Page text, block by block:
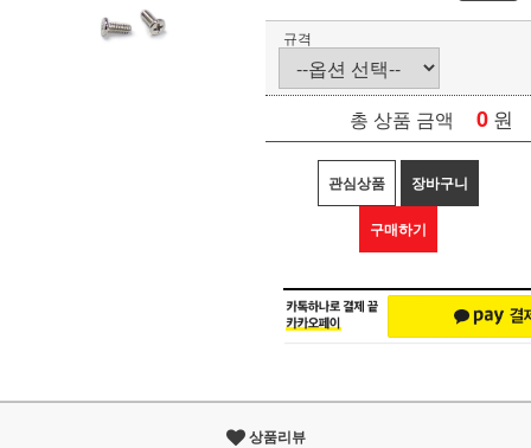
규격
총 상품 금액 0 원
관심상품 장바구니
구매하기
상품리뷰